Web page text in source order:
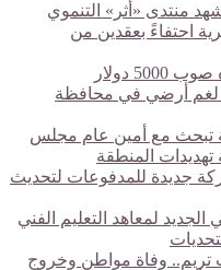
منتدى «أثر» التنموي
احتفاءً بعقدين من
دولار
لغم أرضي في محافظة
تبحث مع أمين عام مجلس
تهديدات المنطقة
جديدة للمدفوعات لتحديث
لمعاهد التعليم الفني
تريم.. وفاة مواطن وخروج